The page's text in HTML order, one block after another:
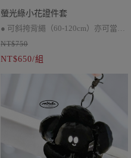
螢光綠小花證件套
● 可斜挎背繩（60-120cm）亦可當作
手機掛繩使用
● 調節式背繩*1、可拆卸小花、雙面
NT$750
NT$650/組